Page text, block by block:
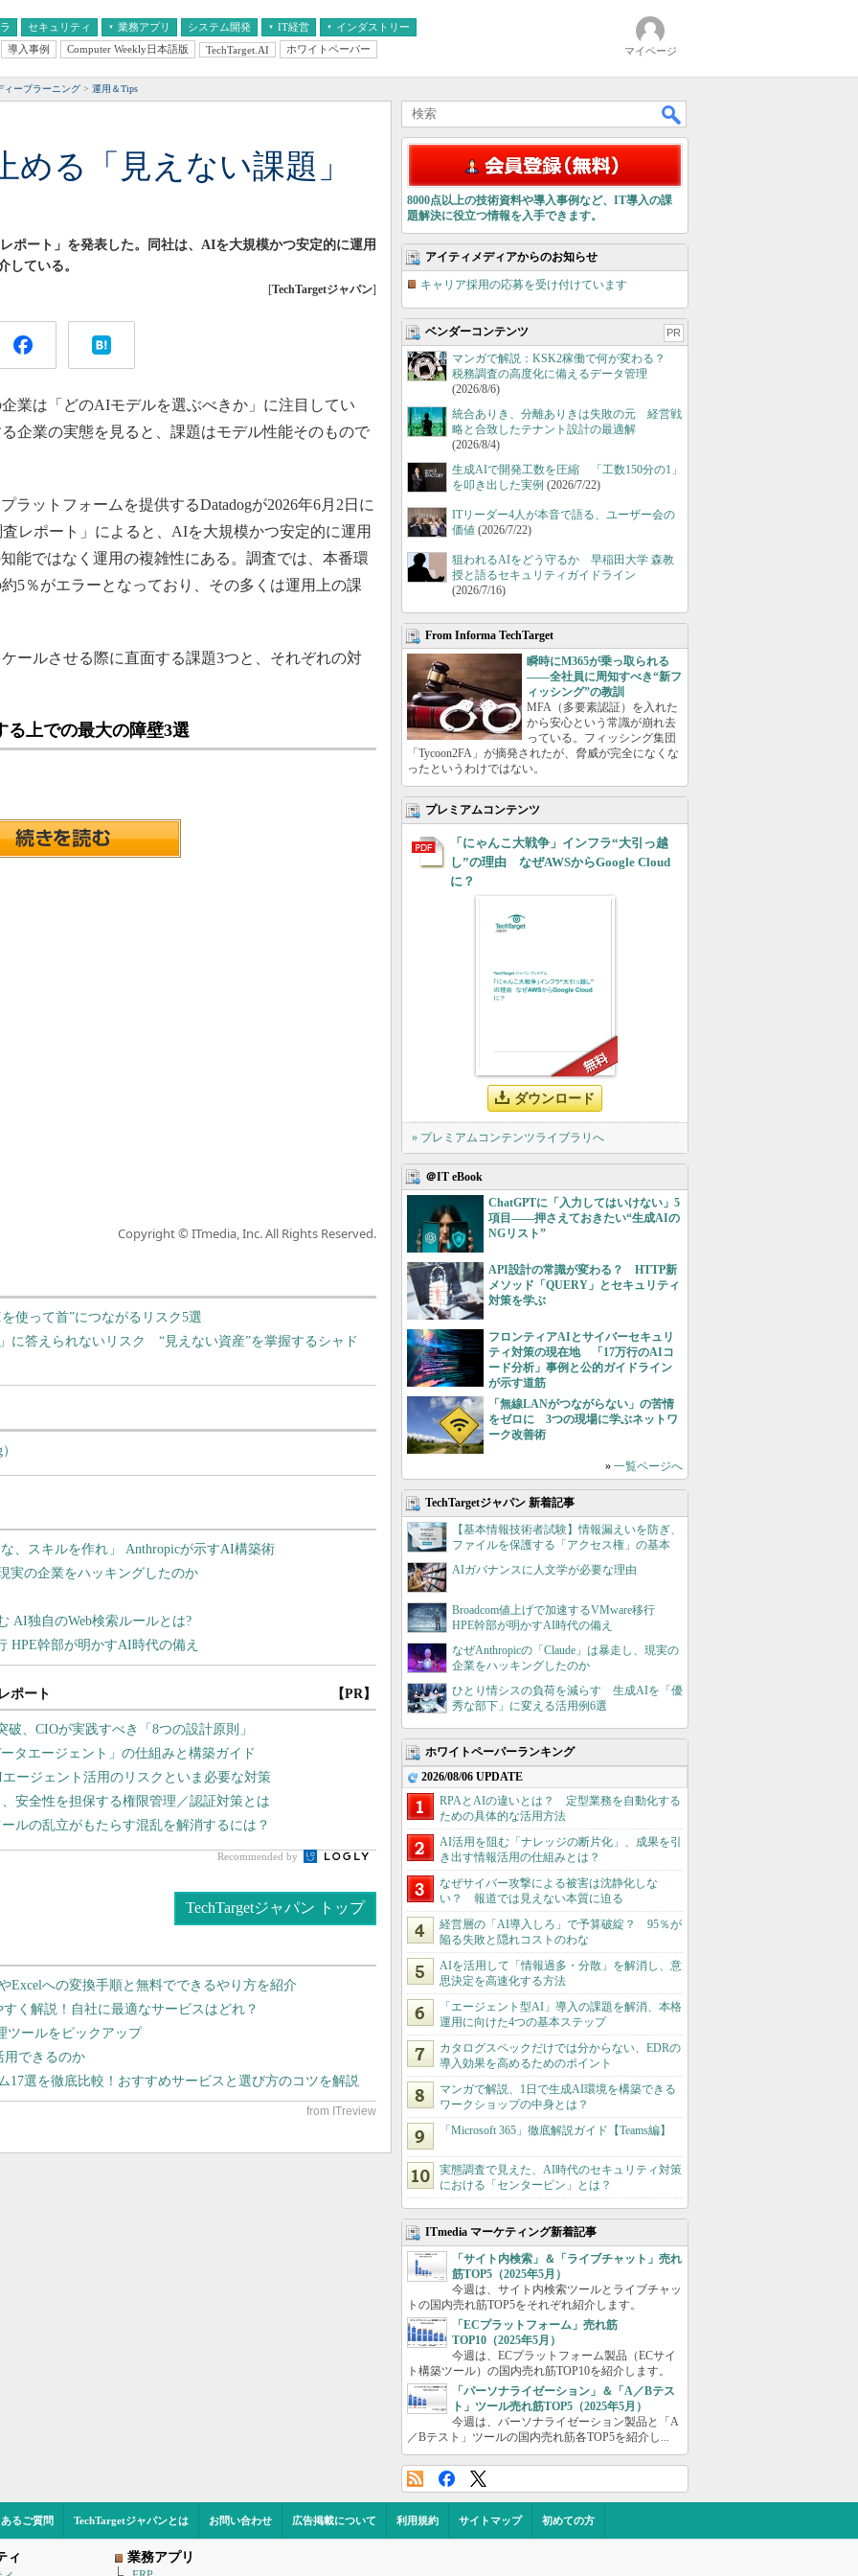
セキュリティ 業務アプリ
AI
システム開発 IT経営
経営とIT
インダストリー
医療IT
導入事例 Computer Weekly日本語版 TechTarget.AI ホワイトペーパー マイページ
ィープラーニング 運用＆Tips
る「見えない課題」
ポート」を発表した。同社は、AIを大規模かつ安定的に運用
している。
[TechTargetジャパン]
は「どのAIモデルを選ぶべきか」に注目してい
企業の実態を見ると、課題はモデル性能そのもので
ットフォームを提供するDatadogが2026年6月2日に
レポート」によると、AIを大規模かつ安定的に運用
能ではなく運用の複雑性にある。調査では、本番環
5％がエラーとなっており、その多くは運用上の課
ルさせる際に直面する課題3つと、それぞれの対
上での最大の障壁3選
Copyright © ITmedia, Inc. All Rights Reserved.
使って首”につながるリスク5選
に答えられないリスク “見えない資産”を掌握するシャド
ポート 【PR】
、CIOが実践すべき「8つの設計原則」
タエージェント」の仕組みと構築ガイド
ージェント活用のリスクといま必要な対策
安全性を担保する権限管理／認証対策とは
ルの乱立がもたらす混乱を解消するには？
Recommended by
TechTargetジャパン トップ
Excelへの変換手順と無料でできるやり方を紹介
く解説！自社に最適なサービスはどれ？
ツールをピックアップ
用できるのか
17選を徹底比較！おすすめサービスと選び方のコツを解説
8000点以上の技術資料や導入事例など、IT導入の課
題解決に役立つ情報を入手できます。
アイティメディアからのお知らせ
キャリア採用の応募を受け付けています
ベンダーコンテンツ PR
マンガで解説：KSK2稼働で何が変わる？
税務調査の高度化に備えるデータ管理
(2026/8/6)
統合ありき、分離ありきは失敗の元 経営戦
略と合致したテナント設計の最適解
(2026/8/4)
生成AIで開発工数を圧縮 「工数150分の1」
を叩き出した実例 (2026/7/22)
ITリーダー4人が本音で語る、ユーザー会の
価値 (2026/7/22)
狙われるAIをどう守るか 早稲田大学 森教
授と語るセキュリティガイドライン
(2026/7/16)
From Informa TechTarget
瞬時にM365が乗っ取られる
――全社員に周知すべき“新フ
ィッシング”の教訓
MFA（多要素認証）を入れた
から安心という常識が崩れ去
っている。フィッシング集団
「Tycoon2FA」が摘発されたが、脅威が完全になくな
ったというわけではない。
プレミアムコンテンツ
「にゃんこ大戦争」インフラ“大引っ越
し”の理由 なぜAWSからGoogle Cloud
に？
ダウンロード
» プレミアムコンテンツライブラリへ
＠IT eBook
ChatGPTに「入力してはいけない」5
項目――押さえておきたい“生成AIの
NGリスト”
API設計の常識が変わる？ HTTP新
メソッド「QUERY」とセキュリティ
対策を学ぶ
フロンティアAIとサイバーセキュリ
ティ対策の現在地 「17万行のAIコ
ード分析」事例と公的ガイドライン
が示す道筋
「無線LANがつながらない」の苦情
をゼロに 3つの現場に学ぶネットワ
ーク改善術
» 一覧ページへ
TechTargetジャパン 新着記事
【基本情報技術者試験】情報漏えいを防ぎ、
ファイルを保護する「アクセス権」の基本
AIガバナンスに人文学が必要な理由
Broadcom値上げで加速するVMware移行
HPE幹部が明かすAI時代の備え
なぜAnthropicの「Claude」は暴走し、現実の
企業をハッキングしたのか
ひとり情シスの負荷を減らす 生成AIを「優
秀な部下」に変える活用例6選
ホワイトペーパーランキング
2026/08/06 UPDATE
RPAとAIの違いとは？ 定型業務を自動化する
ための具体的な活用方法
AI活用を阻む「ナレッジの断片化」、成果を引
き出す情報活用の仕組みとは？
なぜサイバー攻撃による被害は沈静化しな
い？ 報道では見えない本質に迫る
経営層の「AI導入しろ」で予算破綻？ 95％が
陥る失敗と隠れコストのわな
AIを活用して「情報過多・分散」を解消し、意
思決定を高速化する方法
「エージェント型AI」導入の課題を解消、本格
運用に向けた4つの基本ステップ
カタログスペックだけでは分からない、EDRの
導入効果を高めるためのポイント
マンガで解説、1日で生成AI環境を構築できる
ワークショップの中身とは？
「Microsoft 365」徹底解説ガイド【Teams編】
実態調査で見えた、AI時代のセキュリティ対策
における「センターピン」とは？
ITmedia マーケティング新着記事
「サイト内検索」＆「ライブチャット」売れ
筋TOP5（2025年5月）
今週は、サイト内検索ツールとライブチャッ
トの国内売れ筋TOP5をそれぞれ紹介します。
「ECプラットフォーム」売れ筋
TOP10（2025年5月）
今週は、ECプラットフォーム製品（ECサイ
ト構築ツール）の国内売れ筋TOP10を紹介します。
「パーソナライゼーション」＆「A／Bテス
ト」ツール売れ筋TOP5（2025年5月）
今週は、パーソナライゼーション製品と「A
／Bテスト」ツールの国内売れ筋各TOP5を紹介し...
るご質問 TechTargetジャパンとは お問い合わせ 広告掲載について 利用規約 サイトマップ 初めての方
ィ 業務アプリ